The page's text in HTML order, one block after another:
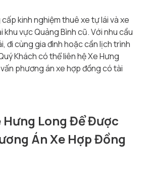
kinh nghiệm thuê xe tự lái và xe
khu vực Quảng Bình cũ. Với nhu cầu
đi cùng gia đình hoặc cần lịch trình
Khách có thể liên hệ Xe Hưng
phương án xe hợp đồng có tài
Hưng Long Để Được
Án Xe Hợp Đồng